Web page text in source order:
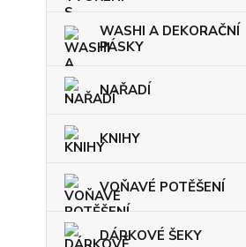
WASHI A DEKORAČNÍ
PÁSKY
NAŘADÍ
KNIHY
VOŇAVÉ POTĚŠENÍ
DÁRKOVÉ ŠEKY